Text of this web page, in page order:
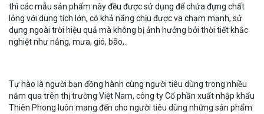
thì các mẫu sản phẩm này đều được sử dụng để chứa đựng chất
lỏng với dung tích lớn, có khả năng chịu được va chạm mạnh, sử
dụng ngoài trời hiệu quả mà không bị ảnh hưởng bởi thời tiết khắc
nghiệt như nắng, mưa, gió, bão,..
Tự hào là người bạn đồng hành cùng người tiêu dùng trong nhiều
năm qua trên thị trường Việt Nam, công ty Cổ phần xuất nhập khẩu
Thiên Phong luôn mang đến cho người tiêu dùng những sản phẩm